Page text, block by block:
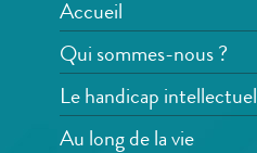
Accueil
Qui sommes-nous ?
Le handicap intellectuel
Au long de la vie